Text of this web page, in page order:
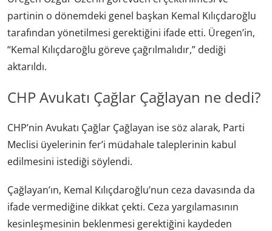
partinin o dönemdeki genel başkan Kemal Kılıçdaroğlu
tarafından yönetilmesi gerektiğini ifade etti. Üregen’in,
“Kemal Kılıçdaroğlu göreve çağrılmalıdır,” dediği
aktarıldı.
CHP Avukatı Çağlar Çağlayan ne dedi?
CHP’nin Avukatı Çağlar Çağlayan ise söz alarak, Parti
Meclisi üyelerinin fer’i müdahale taleplerinin kabul
edilmesini istediği söylendi.
Çağlayan’ın, Kemal Kılıçdaroğlu’nun ceza davasında da
ifade vermediğine dikkat çekti. Ceza yargılamasının
kesinleşmesinin beklenmesi gerektiğini kaydeden